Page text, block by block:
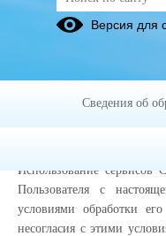
Политика
"Закаменский
Администрация Сайта)
Использование сервисов
Пользователя с
условиями обработки
несогласия с этими
Версия для
Сведения об